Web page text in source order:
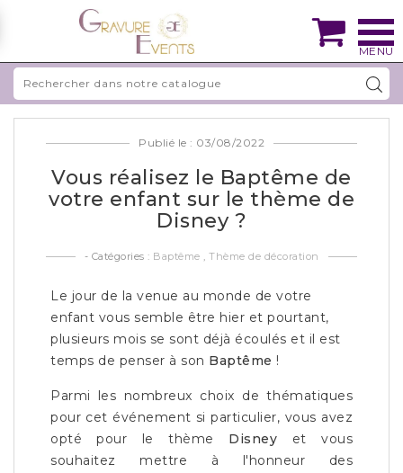
Publié le : 03/08/2022
Vous réalisez le Baptême de
votre enfant sur le thème de
Disney ?
- Catégories : Baptême , Thème de décoration
Le jour de la venue au monde de votre
enfant vous semble être hier et pourtant,
plusieurs mois se sont déjà écoulés et il est
temps de penser à son Baptême !
Parmi les nombreux choix de thématiques
pour cet événement si particulier, vous avez
opté pour le thème Disney et vous
souhaitez mettre à l'honneur des
